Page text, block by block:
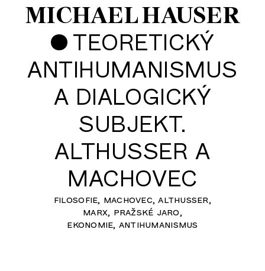
MICHAEL HAUSER
• TEORETICKÝ
ANTIHUMANISMUS
A DIALOGICKÝ
SUBJEKT.
ALTHUSSER A
MACHOVEC
filosofie machovec althusser
marx pražské jaro
ekonomie antihumanismus